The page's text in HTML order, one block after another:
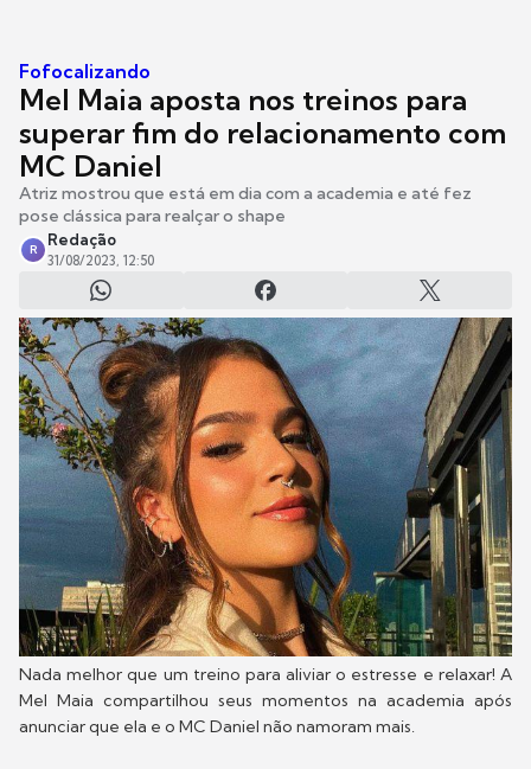
Fofocalizando
Mel Maia aposta nos treinos para
superar fim do relacionamento com
MC Daniel
Atriz mostrou que está em dia com a academia e até fez
pose clássica para realçar o shape
R
Redação
31/08/2023, 12:50
Nada melhor que um treino para aliviar o estresse e relaxar! A
Mel Maia compartilhou seus momentos na academia após
anunciar que ela e o MC Daniel não namoram mais.